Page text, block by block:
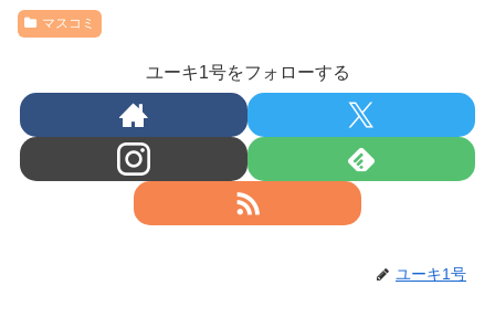
マスコミ
ユーキ1号をフォローする
ユーキ1号